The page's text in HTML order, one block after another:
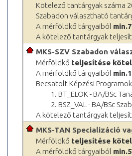
Kötelező tantárgyak száma
Szabadon választható
A mérföldkő tárgyaiból
A kötelező tantárgyak
MKS-SZV Szabadon
Mérföldkő teljesítése
A mérföldkő tárgyaiból
Becsatolt Képzési
1. BT_ELOK - BA/BSc
2. BSZ_VAL - BA/BSc
A kötelező tantárgyak
MKS-TAN Specializáció
Mérföldkő teljesítése
A mérföldkő tárgyaiból